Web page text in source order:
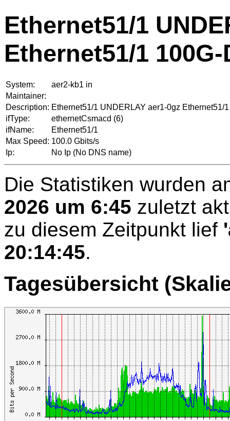
Ethernet51/1
Ethernet51/1
System:
aer2-kb1 in
Maintainer:
Description: Ethernet51/1 UNDERLAY aer1-0gz Ethernet51/
ifType:
ethernetCsmacd (6)
ifName:
Ethernet51/1
Max Speed: 100.0 Gbits/s
Ip:
No Ip (No DNS name)
Die Statistiken wurden
2026 um 6:45 zuletzt
zu diesem Zeitpunkt lief
20:14:45.
Tagesübersicht